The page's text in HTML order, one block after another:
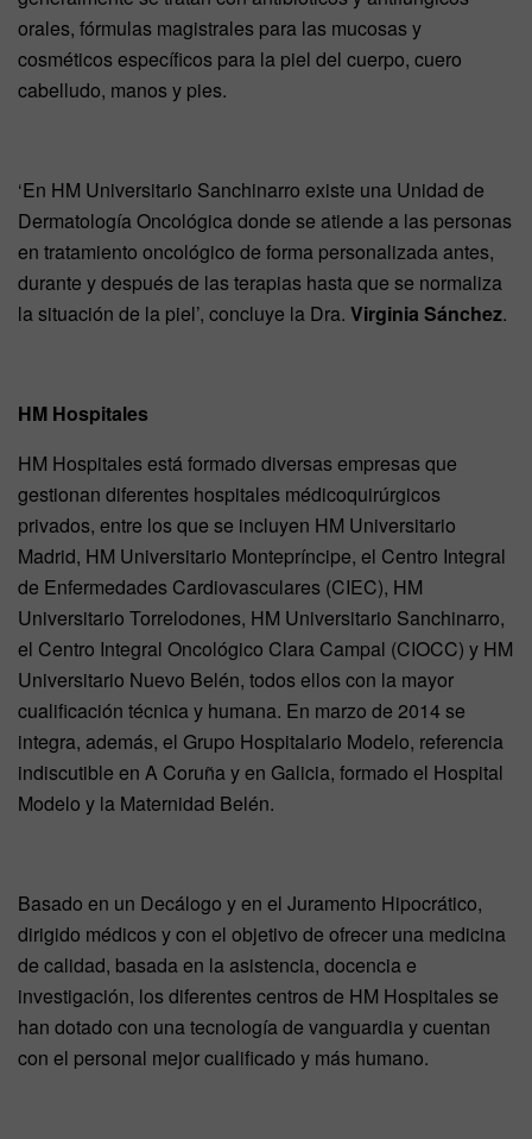
orales, fórmulas magistrales para las mucosas y
cosméticos específicos para la piel del cuerpo, cuero
cabelludo, manos y pies.
‘En HM Universitario Sanchinarro existe una Unidad de
Dermatología Oncológica donde se atiende a las personas
en tratamiento oncológico de forma personalizada antes,
durante y después de las terapias hasta que se normaliza
la situación de la piel’, concluye la Dra. Virginia Sánchez.
HM Hospitales
HM Hospitales está formado diversas empresas que
gestionan diferentes hospitales médicoquirúrgicos
privados, entre los que se incluyen HM Universitario
Madrid, HM Universitario Montepríncipe, el Centro Integral
de Enfermedades Cardiovasculares (CIEC), HM
Universitario Torrelodones, HM Universitario Sanchinarro,
el Centro Integral Oncológico Clara Campal (CIOCC) y HM
Universitario Nuevo Belén, todos ellos con la mayor
cualificación técnica y humana. En marzo de 2014 se
integra, además, el Grupo Hospitalario Modelo, referencia
indiscutible en A Coruña y en Galicia, formado el Hospital
Modelo y la Maternidad Belén.
Basado en un Decálogo y en el Juramento Hipocrático,
dirigido médicos y con el objetivo de ofrecer una medicina
de calidad, basada en la asistencia, docencia e
investigación, los diferentes centros de HM Hospitales se
han dotado con una tecnología de vanguardia y cuentan
con el personal mejor cualificado y más humano.